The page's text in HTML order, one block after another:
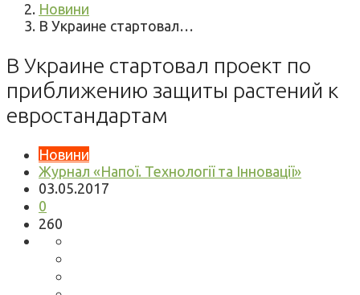
Новини
В Украине стартовал…
В Украине стартовал проект по
приближению защиты растений к
евростандартам
Новини
Журнал «Напої. Технології та Інновації»
03.05.2017
0
260